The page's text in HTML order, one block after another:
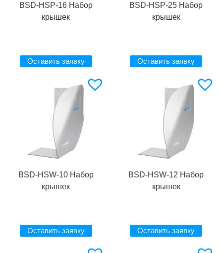
BSD-HSP-16 Набор
крышек
Оставить заявку
BSD-HSP-25 Набор
крышек
Оставить заявку
BSD-HSW-10 Набор
крышек
Оставить заявку
BSD-HSW-12 Набор
крышек
Оставить заявку